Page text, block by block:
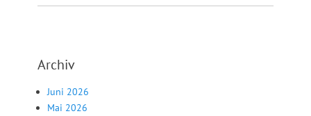
Archiv
Juni 2026
Mai 2026